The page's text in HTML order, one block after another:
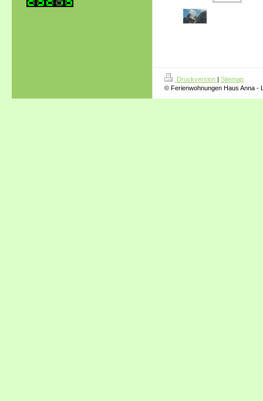
Druckversion | Sitemap
© Ferienwohnungen Haus Anna -